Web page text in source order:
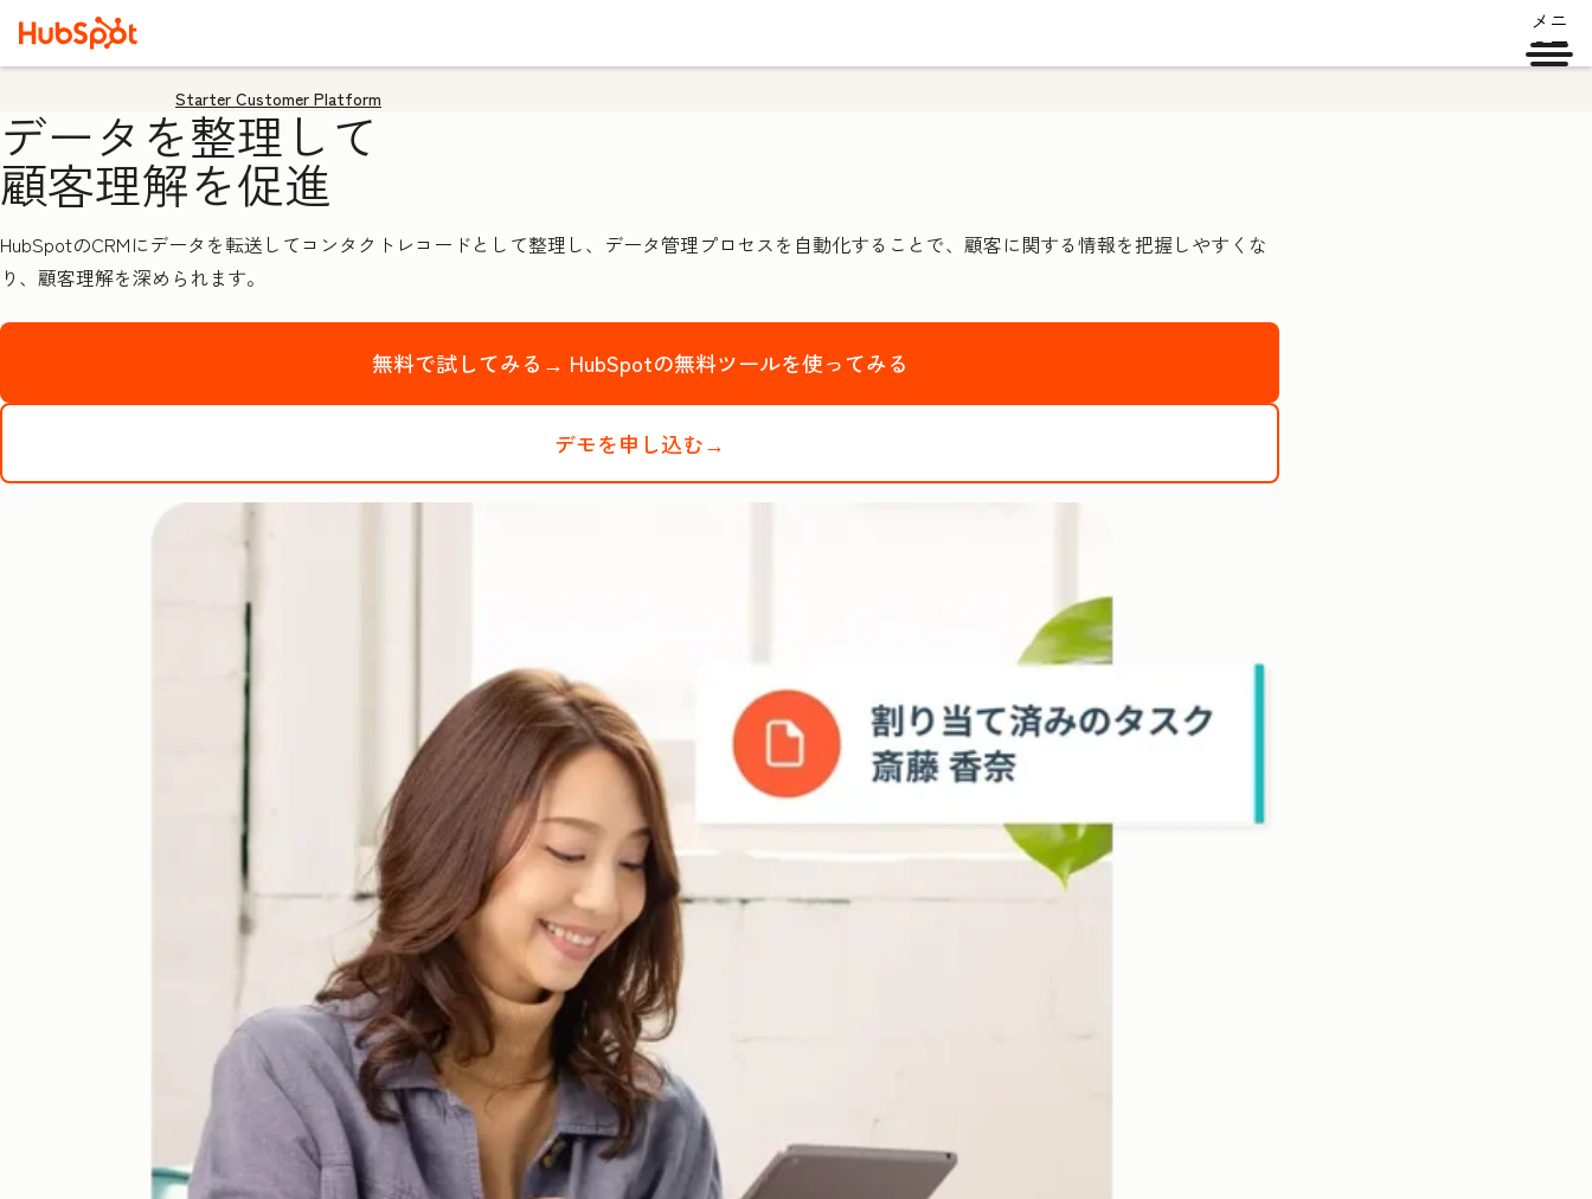
メニ
ュー
Starter Customer Platform
データを整理して
顧客理解を促進
HubSpotのCRMにデータを転送してコンタクトレコードとして整理し、データ管理プロセスを自動化することで、顧客に関する情報を把握しやすくな
り、顧客理解を深められます。
無料で試してみる→ HubSpotの無料ツールを使ってみる
デモを申し込む→